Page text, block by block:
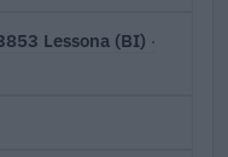
Lessona (BI) ·